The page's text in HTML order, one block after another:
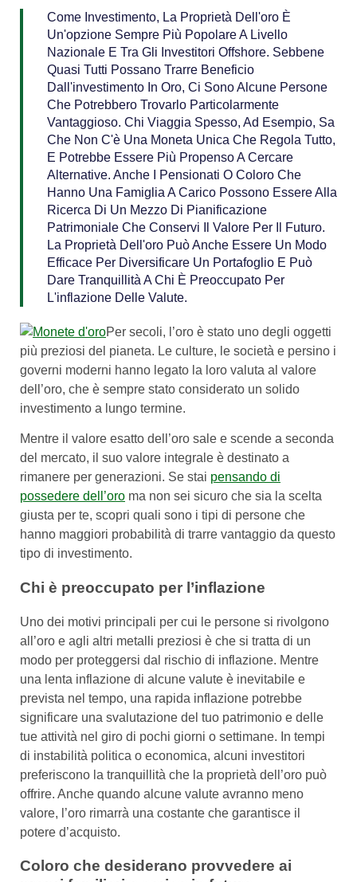
Come Investimento, La Proprietà Dell'oro È
Un'opzione Sempre Più Popolare A Livello
Nazionale E Tra Gli Investitori Offshore. Sebbene
Quasi Tutti Possano Trarre Beneficio
Dall'investimento In Oro, Ci Sono Alcune Persone
Che Potrebbero Trovarlo Particolarmente
Vantaggioso. Chi Viaggia Spesso, Ad Esempio, Sa
Che Non C'è Una Moneta Unica Che Regola Tutto,
E Potrebbe Essere Più Propenso A Cercare
Alternative. Anche I Pensionati O Coloro Che
Hanno Una Famiglia A Carico Possono Essere Alla
Ricerca Di Un Mezzo Di Pianificazione
Patrimoniale Che Conservi Il Valore Per Il Futuro.
La Proprietà Dell'oro Può Anche Essere Un Modo
Efficace Per Diversificare Un Portafoglio E Può
Dare Tranquillità A Chi È Preoccupato Per
L'inflazione Delle Valute.
Per secoli, l’oro è stato uno degli oggetti
più preziosi del pianeta. Le culture, le società e persino i
governi moderni hanno legato la loro valuta al valore
dell’oro, che è sempre stato considerato un solido
investimento a lungo termine.
Mentre il valore esatto dell’oro sale e scende a seconda
del mercato, il suo valore integrale è destinato a
rimanere per generazioni. Se stai pensando di
possedere dell’oro ma non sei sicuro che sia la scelta
giusta per te, scopri quali sono i tipi di persone che
hanno maggiori probabilità di trarre vantaggio da questo
tipo di investimento.
Chi è preoccupato per l’inflazione
Uno dei motivi principali per cui le persone si rivolgono
all’oro e agli altri metalli preziosi è che si tratta di un
modo per proteggersi dal rischio di inflazione. Mentre
una lenta inflazione di alcune valute è inevitabile e
prevista nel tempo, una rapida inflazione potrebbe
significare una svalutazione del tuo patrimonio e delle
tue attività nel giro di pochi giorni o settimane. In tempi
di instabilità politica o economica, alcuni investitori
preferiscono la tranquillità che la proprietà dell’oro può
offrire. Anche quando alcune valute avranno meno
valore, l’oro rimarrà una costante che garantisce il
potere d’acquisto.
Coloro che desiderano provvedere ai